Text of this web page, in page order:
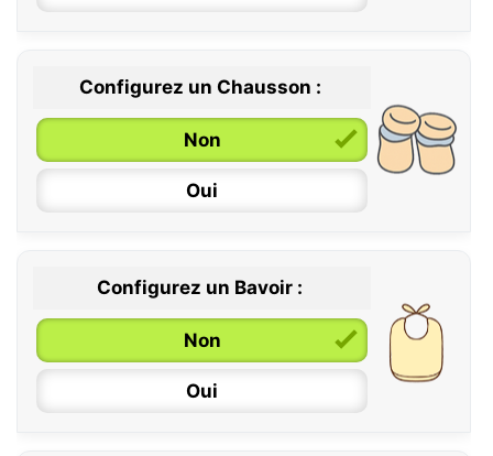
0 / 6 mois
6 / 12 mois
12 / 18 mois
Configurez un Chausson :
Non
Oui
Configurez un Bavoir :
Non
Oui